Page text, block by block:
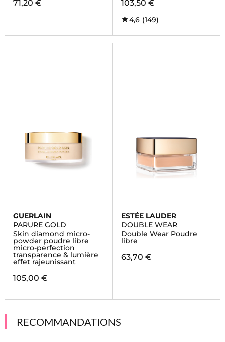
71,20 € 103,50 €
4,6 (149)
GUERLAIN
PARURE GOLD
Skin diamond micro-
powder poudre libre
micro-perfection
transparence & lumière
effet rajeunissant
105,00 €
ESTÉE LAUDER
DOUBLE WEAR
Double Wear Poudre
libre
63,70 €
RECOMMANDATIONS